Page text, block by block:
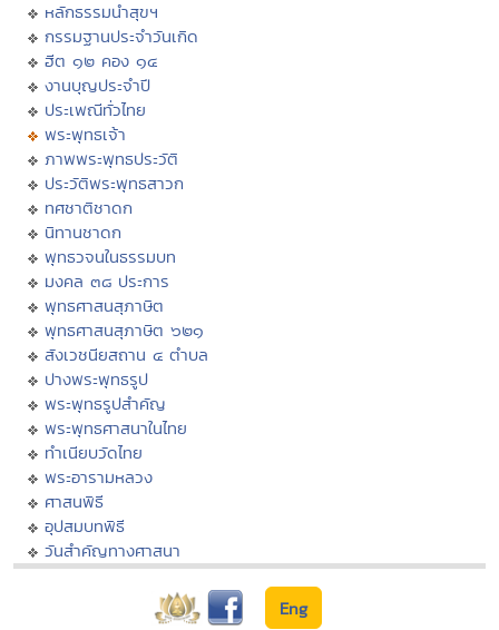
หลักธรรมนำสุขฯ
กรรมฐานประจำวันเกิด
ฮีต ๑๒ คอง ๑๔
งานบุญประจำปี
ประเพณีทั่วไทย
พระพุทธเจ้า
ภาพพระพุทธประวัติ
ประวัติพระพุทธสาวก
ทศชาติชาดก
นิทานชาดก
พุทธวจนในธรรมบท
มงคล ๓๘ ประการ
พุทธศาสนสุภาษิต
พุทธศาสนสุภาษิต ๖๒๑
สังเวชนียสถาน ๔ ตำบล
ปางพระพุทธรูป
พระพุทธรูปสำคัญ
พระพุทธศาสนาในไทย
ทำเนียบวัดไทย
พระอารามหลวง
ศาสนพิธี
อุปสมบทพิธี
วันสำคัญทางศาสนา
Eng